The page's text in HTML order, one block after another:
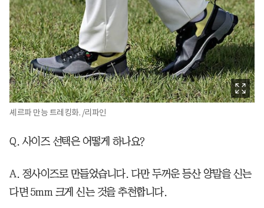
셰르파 만능 트레킹화. /리파인
Q. 사이즈 선택은 어떻게 하나요?
A. 정사이즈로 만들었습니다. 다만 두꺼운 등산 양말을 신는
다면 5mm 크게 신는 것을 추천합니다.